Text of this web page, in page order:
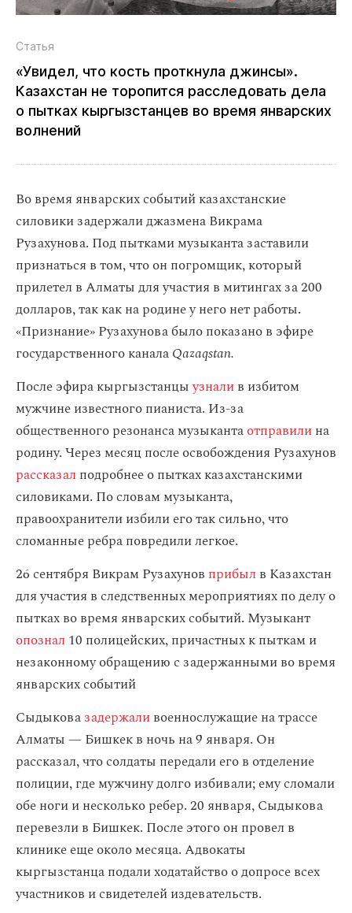
Статья
«Увидел, что кость проткнула джинсы».
Казахстан не торопится расследовать дела
о пытках кыргызстанцев во время январских
волнений
Во время январских событий казахстанские
силовики задержали джазмена Викрама
Рузахунова. Под пытками музыканта заставили
признаться в том, что он погромщик, который
прилетел в Алматы для участия в митингах за 200
долларов, так как на родине у него нет работы.
«Признание» Рузахунова было показано в эфире
государственного каналаQazaqstan.
После эфира кыргызстанцыузналив избитом
мужчине известного пианиста. Из-за
общественного резонанса музыкантаотправилина
родину. Через месяц после освобождения Рузахунов
рассказал подробнее о пытках казахстанскими
силовиками. По словам музыканта,
правоохранители избили его так сильно, что
сломанные ребра повредили легкое.
26 сентября Викрам Рузахунов прибыл в Казахстан
для участия в следственных мероприятиях по делу о
пытках во время январских событий. Музыкант
опознал 10 полицейских, причастных к пыткам и
незаконному обращению с задержанными во время
январских событий
Сыдыковазадержаливоеннослужащие на трассе
Алматы — Бишкек в ночь на 9 января. Он
рассказал, что солдаты передали его в отделение
полиции, где мужчину долго избивали; ему сломали
обе ноги и несколько ребер. 20 января, Сыдыкова
перевезли в Бишкек. После этого он провел в
клинике еще около месяца. Адвокаты
кыргызстанца подали ходатайство о допросе всех
участников и свидетелей издевательств.